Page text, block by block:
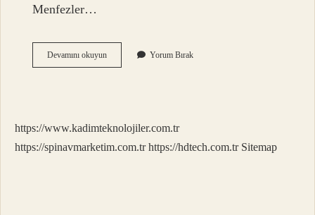
Menfezler…
Devamını okuyunMenfez
Kapatılırsa
Yorum Bırak
https://www.kadimteknolojiler.com.tr
https://spinavmarketim.com.tr https://hdtech.com.tr Sitemap